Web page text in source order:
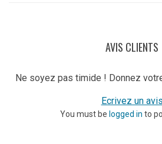
AVIS CLIENTS
Ne soyez pas timide ! Donnez
Ecrivez un avis
You must be logged in to